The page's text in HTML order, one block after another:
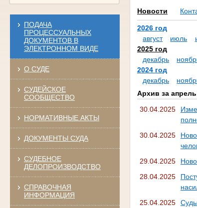
ПОДАЧА
ПРОЦЕССУАЛЬНЫХ
ДОКУМЕНТОВ В
ЭЛЕКТРОННОМ ВИДЕ
О СУДЕ
СУДЕЙСКОЕ
СООБЩЕСТВО
НОРМАТИВНЫЕ АКТЫ
ДОКУМЕНТЫ СУДА
СУДЕБНОЕ
ДЕЛОПРОИЗВОДСТВО
СПРАВОЧНАЯ
ИНФОРМАЦИЯ
Новости
2026 год
август
июль
2025 год
декабрь
2024 год
декабрь
Архив за
30.04.2025
30.04.2025
29.04.2025
28.04.2025
25.04.2025